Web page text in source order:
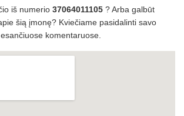
iš numerio 37064011105 ? Arba galbūt
šią įmonę? Kviečiame pasidalinti savo
komentaruose.